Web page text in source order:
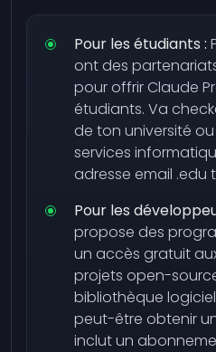
Pour les étudiants :
ont des
pour offrir Claude
étudiants. Va
de ton université
services
adresse email .edu
Pour les
propose des
un accès gratuit
projets open-
bibliothèque
peut-être obtenir
inclut un